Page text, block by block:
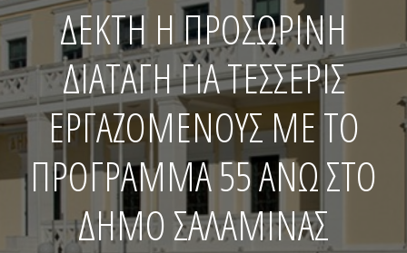
ΔΕΚΤΗ Η ΠΡΟΣΩΡΙΝΗ
ΔΙΑΤΑΓΗ ΓΙΑ ΤΕΣΣΕΡΙΣ
ΕΡΓΑΖΟΜΕΝΟΥΣ ΜΕ ΤΟ
ΠΡΟΓΡΑΜΜΑ 55 ΑΝΩ ΣΤΟ
ΔΗΜΟ ΣΑΛΑΜΙΝΑΣ